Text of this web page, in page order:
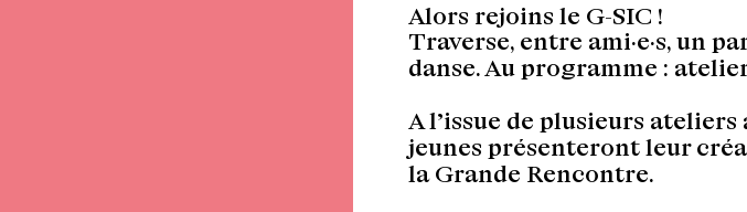
Alors rejoins le G-SIC !
Traverse, entre ami·e·s, un
danse. Au programme :
A l’issue de plusieurs
jeunes présenteront leur
la Grande Rencontre.